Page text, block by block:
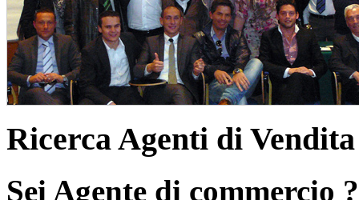
Ricerca Agenti di Vendita
Sei Agente di commercio ?